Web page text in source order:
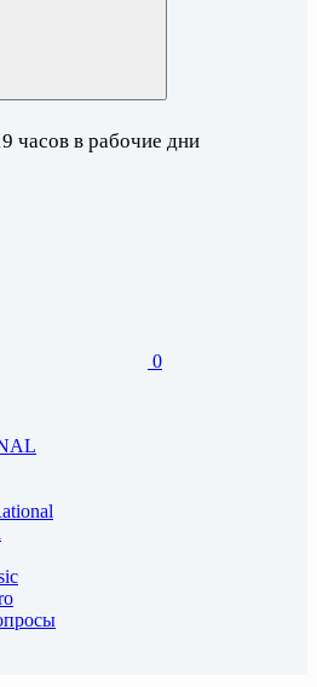
часов в рабочие дни
0